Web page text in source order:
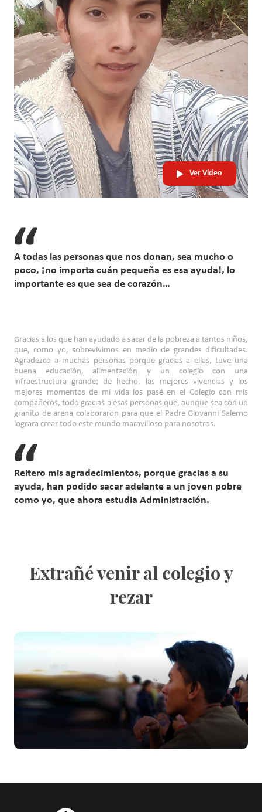
Ver Video
A todas las personas que nos donan, sea mucho o
poco, ¡no importa cuán pequeña es esa ayuda!, lo
importante es que sea de corazón…
Reitero mis agradecimientos, porque gracias a su
ayuda, han podido sacar adelante a un joven pobre
como yo, que ahora estudia Administración.
Gracias a los que han ayudado a sacar de la pobreza a tantos niños,
que, como yo, sobrevivimos en medio de grandes dificultades.
Agradezco a muchas personas porque gracias a ellas, tuve una
buena educación, alimentación y un colegio con una
infraestructura grande; de hecho, las mejores vivencias y los
mejores momentos de mi vida los pasé en el Colegio con mis
compañeros, todo gracias a esas personas que, aunque sea con un
granito de arena colaboraron para que el Padre Giovanni Salerno
lograra crear todo este mundo maravilloso para nosotros.
Extrañé venir al colegio y
rezar